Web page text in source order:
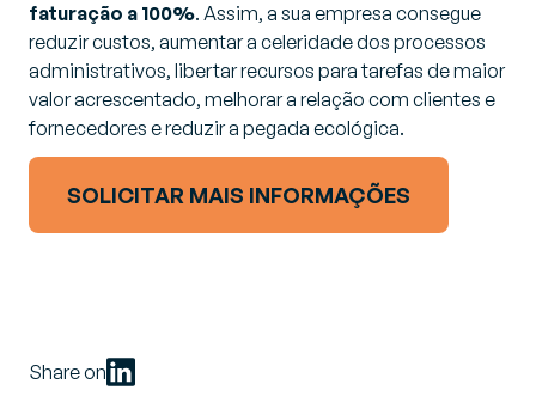
faturação a 100%. Assim, a sua empresa consegue
reduzir custos, aumentar a celeridade dos processos
administrativos, libertar recursos para tarefas de maior
valor acrescentado, melhorar a relação com clientes e
fornecedores e reduzir a pegada ecológica.
SOLICITAR MAIS INFORMAÇÕES
Share on